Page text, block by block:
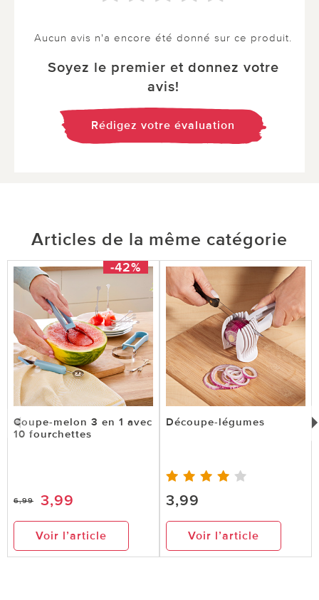
Aucun avis n'a encore été donné sur ce produit.
Soyez le premier et donnez votre
avis!
Rédigez votre évaluation
Articles de la même catégorie
-42%
Coupe-melon 3 en 1 avec
10 fourchettes
6,99 3,99
Voir l’article
Découpe-légumes
3,99
Voir l’article